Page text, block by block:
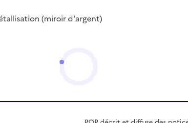
(miroir d'argent)